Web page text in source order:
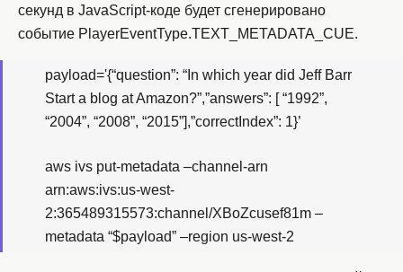
секунд в JavaScript-коде будет сгенерировано
событие PlayerEventType.TEXT_METADATA_CUE.
payload='{“question”: “In which year did Jeff Barr
Start a blog at Amazon?”,”answers”: [ “1992”,
“2004”, “2008”, “2015”],”correctIndex”: 1}’
aws ivs put-metadata –channel-arn
arn:aws:ivs:us-west-
2:365489315573:channel/XBoZcusef81m –
metadata “$payload” –region us-west-2